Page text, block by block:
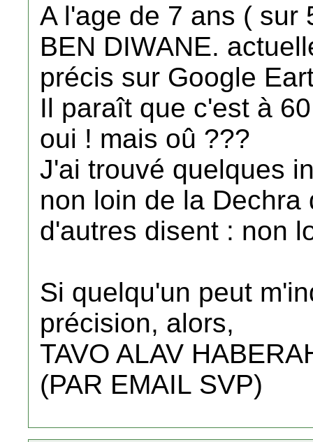
A l'age de 7 ans ( sur
BEN DIWANE.
précis sur Google
Il paraît que c'est à
oui ! mais oû ???
J'ai trouvé quelques
non loin de la Dechra
d'autres disent : non
Si quelqu'un peut
précision, alors,
TAVO ALAV
(PAR EMAIL SVP)